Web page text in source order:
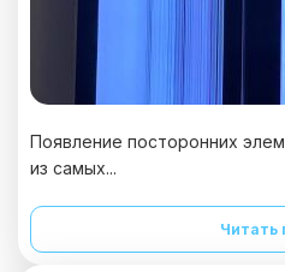
Появление посторонних
из самых...
Читать